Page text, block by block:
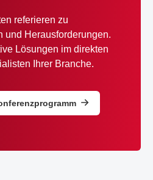
referieren zu
und Herausforderungen.
Lösungen im direkten
Ihrer Branche.